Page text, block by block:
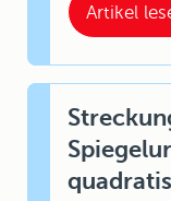
Artikel